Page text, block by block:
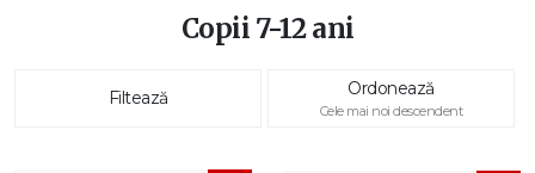
Copii 7-12 ani
Filtează Ordonează
Cele mai noi descendent